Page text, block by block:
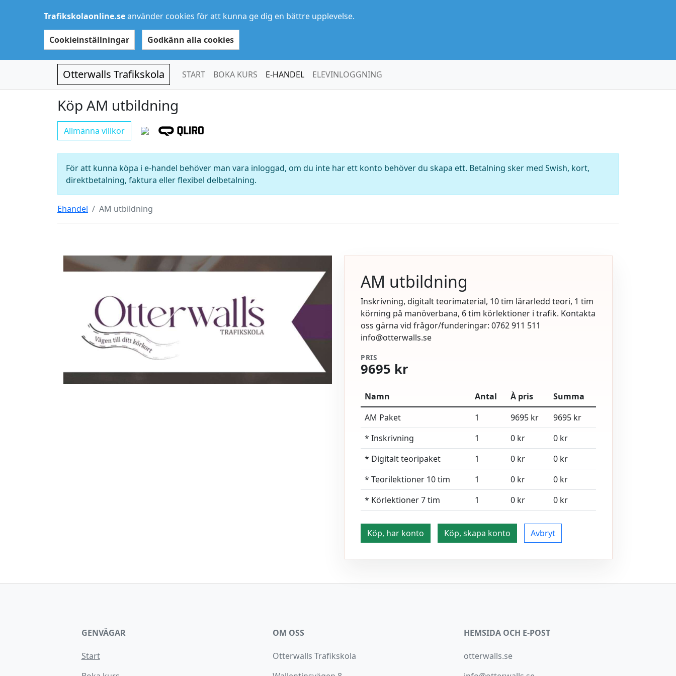
Trafikskolaonline.seanvänder cookies för att kunna ge dig en bättre upplevelse.
Cookieinställningar Godkänn alla cookies
Otterwalls Trafikskola START BOKA KURS E-HANDEL ELEVINLOGGNING
Köp AM utbildning
Allmänna villkor
För att kunna köpa i e-handel behöver man vara inloggad, om du inte har ett konto behöver du skapa ett. Betalning sker med Swish, kort,
direktbetalning, faktura eller flexibel delbetalning.
Ehandel AM utbildning
AM utbildning
Inskrivning, digitalt teorimaterial, 10 tim lärarledd teori, 1 tim
körning på manöverbana, 6 tim körlektioner i trafik. Kontakta
oss gärna vid frågor/funderingar: 0762 911 511
info@otterwalls.se
PRIS
9695 kr
Namn Antal À pris
Summa
AM Paket
1 9695 kr
9695 kr
* Inskrivning
1 0 kr
0 kr
* Digitalt teoripaket
1 0 kr
0 kr
* Teorilektioner 10 tim
1 0 kr
0 kr
* Körlektioner 7 tim
1 0 kr 0 kr
Köp, har konto Köp, skapa konto Avbryt
GENVÄGAR
Start
OM OSS
Otterwalls Trafikskola
HEMSIDA OCH E-POST
otterwalls.se